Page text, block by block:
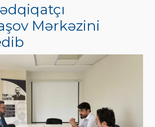
Mərkəzini